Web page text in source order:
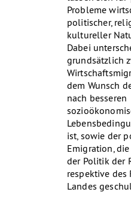
Probleme
politischer,
kultureller
Dabei
grundsätzlich
dem Wunsch
nach besseren
ist, sowie der
Emigration,
der Politik der
respektive des
Landes